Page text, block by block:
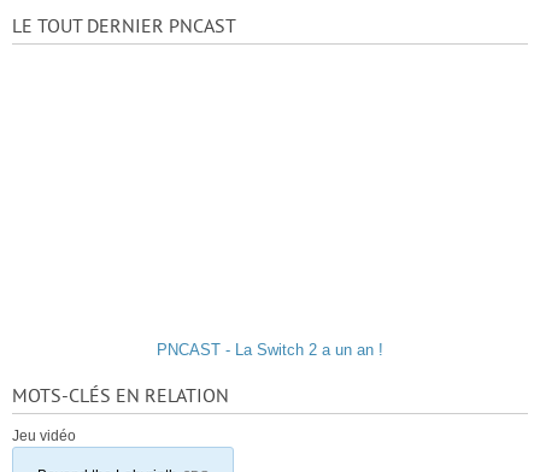
LE TOUT DERNIER PNCAST
PNCAST - La Switch 2 a un an !
MOTS-CLÉS EN RELATION
Jeu vidéo